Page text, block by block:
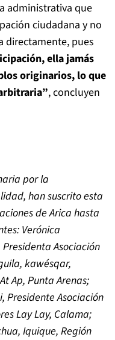
administrativa que
ciudadana y no
directamente, pues
ella jamás
originarios, lo que
, concluyen
por la
han suscrito esta
de Arica hasta
Verónica
Asociación
kawésqar,
Ap, Punta Arenas;
Presidente Asociación
Lay Lay, Calama;
Iquique, Región